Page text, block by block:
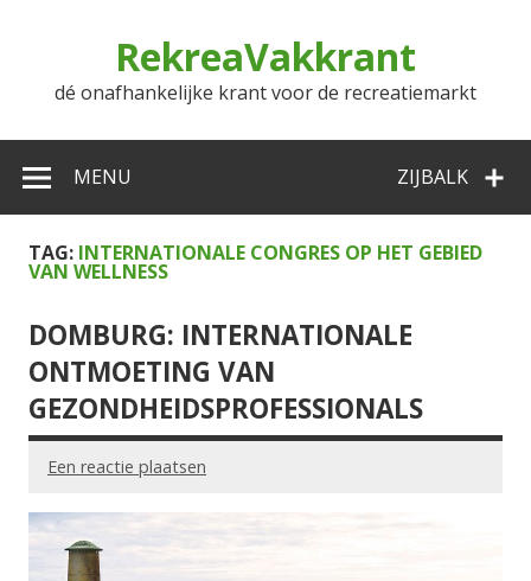
RekreaVakkrant
dé onafhankelijke krant voor de recreatiemarkt
ZIJBALK
MENU
TAG: INTERNATIONALE CONGRES OP HET GEBIED
VAN WELLNESS
DOMBURG: INTERNATIONALE
ONTMOETING VAN
GEZONDHEIDSPROFESSIONALS
Een reactie plaatsen